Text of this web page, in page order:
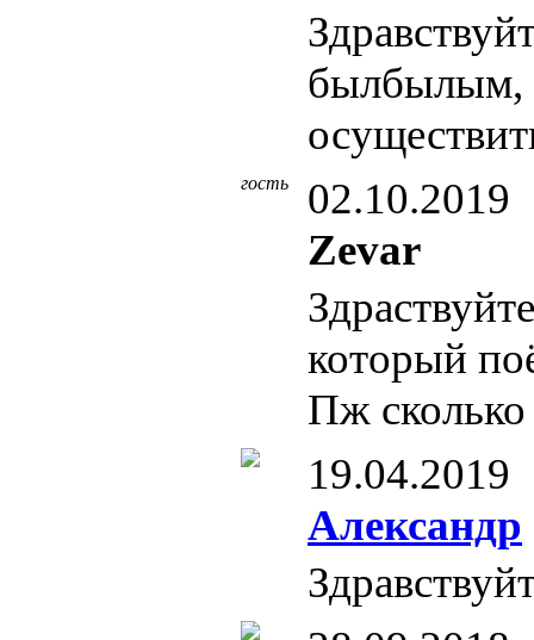
былбылым,
гость
02.10.2019
Zevar
который
Пж сколько
19.04.2019
Александр